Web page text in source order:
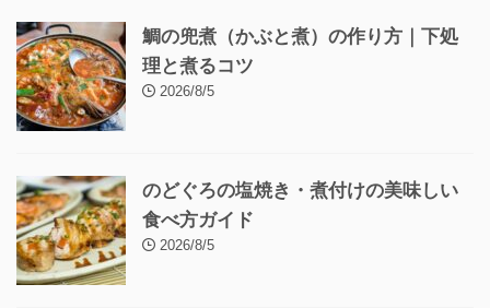
鯛の兜煮（かぶと煮）の作り方｜下処
理と煮るコツ
2026/8/5
のどぐろの塩焼き・煮付けの美味しい
食べ方ガイド
2026/8/5